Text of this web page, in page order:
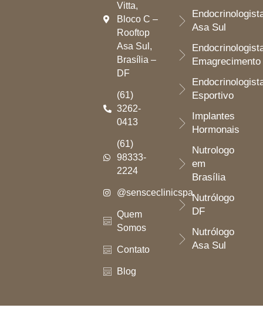
Vitta,
Bloco C –
Rooftop
Asa Sul,
Brasília –
DF
(61)
3262-
0413
(61)
98333-
2224
@sensceclinicspa
Quem
Somos
Contato
Blog
Asa Sul
Emagrecimento
Esportivo
Implantes
Hormonais
Nutrologo
em
Brasília
Nutrólogo
DF
Nutrólogo
Asa Sul